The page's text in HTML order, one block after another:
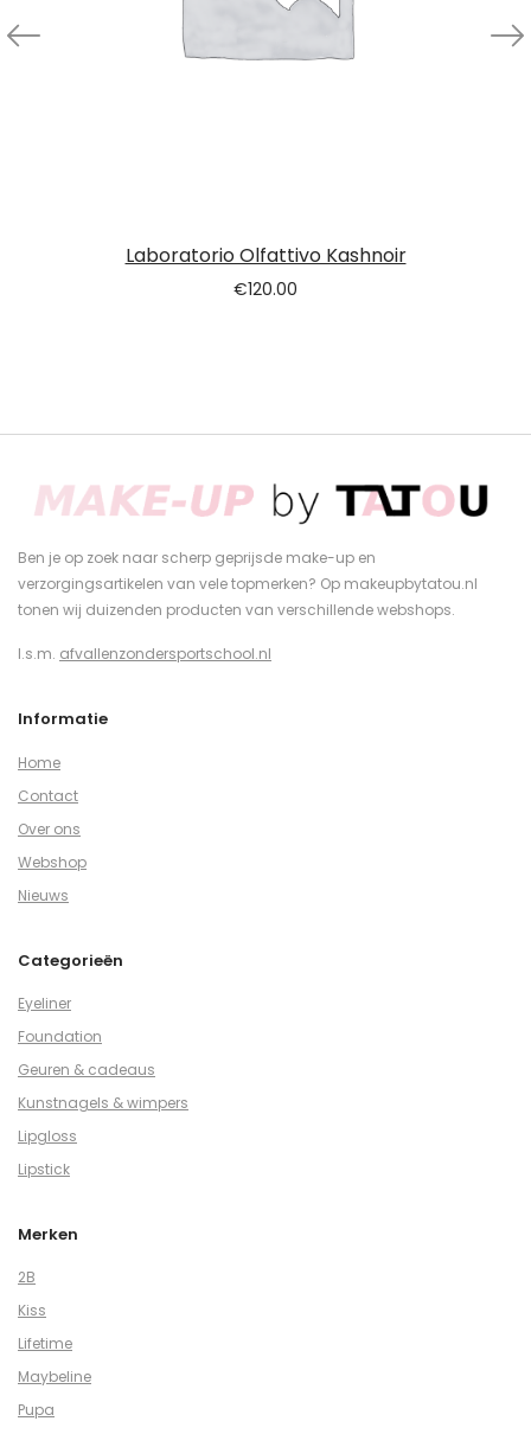
Laboratorio Olfattivo Kashnoir
€120.00
Ben je op zoek naar scherp geprijsde make-up en
verzorgingsartikelen van vele topmerken? Op makeupbytatou.nl
tonen wij duizenden producten van verschillende webshops.
I.s.m. afvallenzondersportschool.nl
Informatie
Home
Contact
Over ons
Webshop
Nieuws
Categorieën
Eyeliner
Foundation
Geuren & cadeaus
Kunstnagels & wimpers
Lipgloss
Lipstick
Merken
2B
Kiss
Lifetime
Maybeline
Pupa